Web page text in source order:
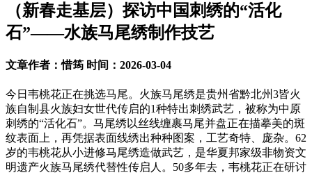
（新春走基层）探访中国刺绣的“活化
石”——水族马尾绣制作技艺
文章作者：惜筠 时间：2026-03-04
今日韦桃花正在挑选马尾。火族马尾绣是贵州省黔北州3皆火
族自制县火族妇女世代传启的1种特出刺绣武艺，被称为中原
刺绣的“活化石”。马尾绣以丝线缠裹马尾并盘正在描摹美的斑
纹表面上，再凭据表面线绣出种种图案，工艺奇特、庞杂。62
岁的韦桃花从小进修马尾绣造做武艺，是华夏邦家级非物资文
明遗产火族马尾绣代替性传启人。50多年去，韦桃花正在研讨